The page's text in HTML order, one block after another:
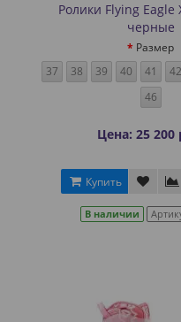
Ролики Flying Eagle
черные
Размер
37
38 39 40 41 42
46
Цена: 25 200
Купить
В наличии